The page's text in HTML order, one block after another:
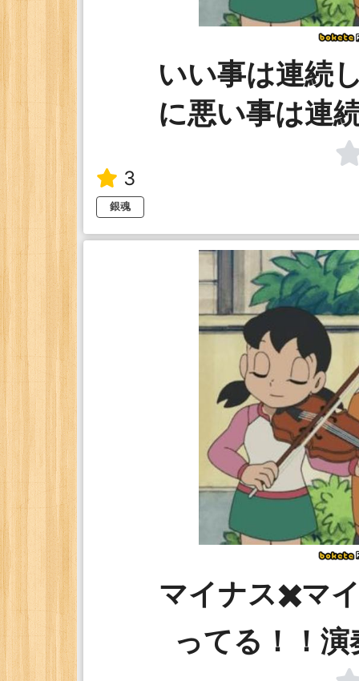
いい事は連続
に悪い事は連
3
銀魂
マイナス✖️マ
ってる！！